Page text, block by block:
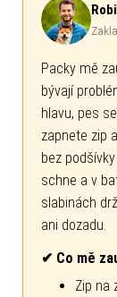
Packy mě
bývají
hlavu, pes
zapnete zip
bez
schne a v
slabinách
ani dozadu.
✔ Co mě
Zip na